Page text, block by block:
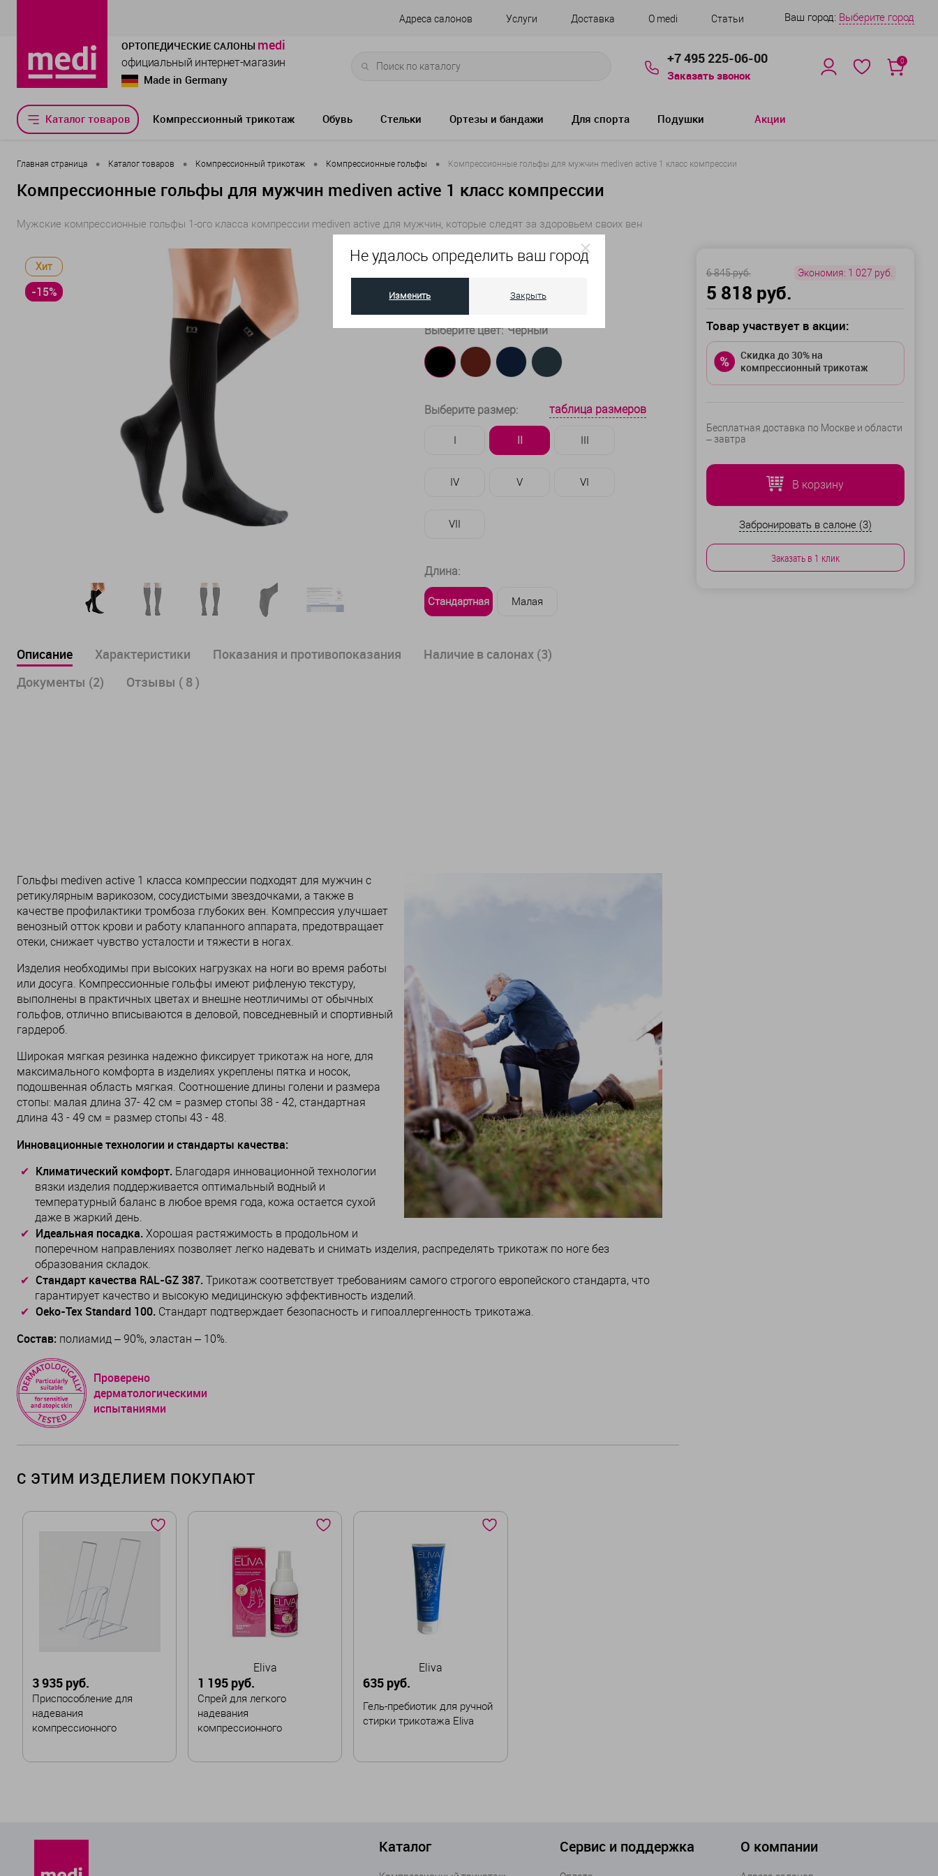
Не удалось определить ваш город
Изменить Закрыть
Адреса салонов Услуги Доставка О medi Статьи Ваш город: Выберите город
ОРТОПЕДИЧЕСКИЕ САЛОНЫ medi
официальный интернет-магазин
Made in Germany
+7 495 225-06-00
Заказать звонок
0
Каталог товаров Компрессионный трикотаж Обувь Стельки Ортезы и бандажи Для спорта Подушки Акции
Главная страница • Каталог товаров • Компрессионный трикотаж • Компрессионные гольфы • Компрессионные гольфы для мужчин mediven active 1 класс компрессии
Компрессионные гольфы для мужчин mediven active 1 класс компрессии
Мужские компрессионные гольфы 1-ого класса компрессии mediven active для мужчин, которые следят за здоровьем своих вен
Хит
-15%
Выберите цвет: Чёрный
Выберите размер: таблица размеров
IV V VI
VII
Длина:
Стандартная Малая
Описание Характеристики Показания и противопоказания
Наличие в салонах (3)
Документы (2)
Отзывы ( 8 )
Гольфы mediven active 1 класса компрессии подходят для мужчин с
ретикулярным варикозом, сосудистыми звездочками, а также в
качестве профилактики тромбоза глубоких вен. Компрессия улучшает
венозный отток крови и работу клапанного аппарата, предотвращает
отеки, снижает чувство усталости и тяжести в ногах.
Изделия необходимы при высоких нагрузках на ноги во время работы
или досуга. Компрессионные гольфы имеют рифленую текстуру,
выполнены в практичных цветах и внешне неотличимы от обычных
гольфов, отлично вписываются в деловой, повседневный и спортивный
гардероб.
Широкая мягкая резинка надежно фиксирует трикотаж на ноге, для
максимального комфорта в изделиях укреплены пятка и носок,
подошвенная область мягкая. Соотношение длины голени и размера
стопы: малая длина 37- 42 см = размер стопы 38 - 42, стандартная
длина 43 - 49 см = размер стопы 43 - 48.
Инновационные технологии и стандарты качества:
Климатический комфорт. Благодаря инновационной технологии
вязки изделия поддерживается оптимальный водный и
температурный баланс в любое время года, кожа остается сухой
даже в жаркий день.
Идеальная посадка. Хорошая растяжимость в продольном и
поперечном направлениях позволяет легко надевать и снимать изделия, распределять трикотаж по ноге без
образования складок.
Стандарт качества RAL-GZ 387. Трикотаж соответствует требованиям самого строгого европейского стандарта, что
гарантирует качество и высокую медицинскую эффективность изделий.
Oeko-Tex Standard 100. Стандарт подтверждает безопасность и гипоаллергенность трикотажа.
Состав: полиамид – 90%, эластан – 10%.
Проверено
дерматологическими
испытаниями
С ЭТИМ ИЗДЕЛИЕМ ПОКУПАЮТ
3 935 руб.
Приспособление для
надевания
компрессионного
Eliva
1 195 руб.
Cпрей для легкого
надевания
компрессионного
Eliva
635 руб.
Гель-пребиотик для ручной
стирки трикотажа Eliva
5 818 руб.
6 845 руб. Экономия: 1 027 руб.
Товар участвует в акции:
Скидка до 30% на
компрессионный трикотаж
Бесплатная доставка по Москве и области
– завтра
В корзину
Забронировать в салоне (3)
Заказать в 1 клик
Каталог Сервис и поддержка О компании